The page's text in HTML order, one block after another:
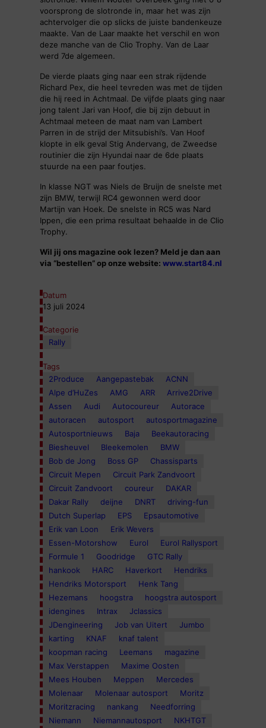
voorsprong de slotronde in, maar het was zijn
achtervolger die op slicks de juiste bandenkeuze
maakte. Van de Laar maakte het verschil en won
deze manche van de Clio Trophy. Van de Laar
werd 7de algemeen.
De vierde plaats ging naar een strak rijdende
Richard Pex, die heel tevreden was met de tijden
die hij reed in Achtmaal. De vijfde plaats ging naar
jong talent Jari van Hoof, die bij zijn debuut in
Achtmaal meteen de maat nam van Lambert
Parren in de strijd der Mitsubishi’s. Van Hoof
klopte in elk geval Stig Andervang, de Zweedse
routinier die zijn Hyundai naar de 6de plaats
stuurde na een paar foutjes.
In klasse NGT was Niels de Bruijn de snelste met
zijn BMW, terwijl RC4 gewonnen werd door
Martijn van Hoek. De snelste in RC5 was Nard
Ippen, die een prima resultaat behaalde in de Clio
Trophy.
Wil jij ons magazine ook lezen? Meld je dan aan
via “bestellen” op onze website: www.start84.nl
Datum
13 juli 2024
Categorie
Rally
Tags
2Produce
Aangepastebak
ACNN
Alpe d’HuZes
AMG ARR
Arrive2Drive
Assen
Audi Autocoureur
Autorace
autoracen
autosport
autosportmagazine
Autosportnieuws
Baja
Beekautoracing
Biesheuvel
Bleekemolen
BMW
Bob de Jong
Boss GP
Chassisparts
Circuit Mepen
Circuit Park Zandvoort
Circuit Zandvoort
coureur
DAKAR
Dakar Rally
deijne DNRT
driving-fun
Dutch Superlap
EPS
Epsautomotive
Erik van Loon
Erik Wevers
Essen-Motorshow
Eurol
Eurol Rallysport
Formule 1
Goodridge
GTC Rally
hankook
HARC Haverkort
Hendriks
Hendriks Motorsport
Henk Tang
Hezemans
hoogstra
hoogstra autosport
idengines
Intrax
Jclassics
JDengineering
Job van Uitert
Jumbo
karting
KNAF
knaf talent
koopman racing
Leemans
magazine
Max Verstappen
Maxime Oosten
Mees Houben
Meppen
Mercedes
Molenaar
Molenaar autosport
Moritz
Moritzracing
nankang
Needforring
Niemann
Niemannautosport NKHTGT